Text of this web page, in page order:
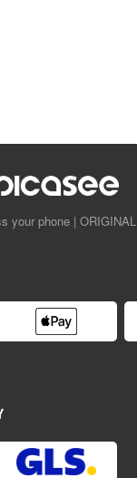
your phone | ORIGINAL